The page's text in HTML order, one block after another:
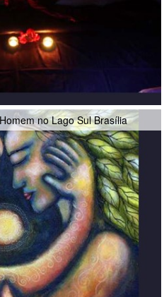
no Lago Sul Brasília